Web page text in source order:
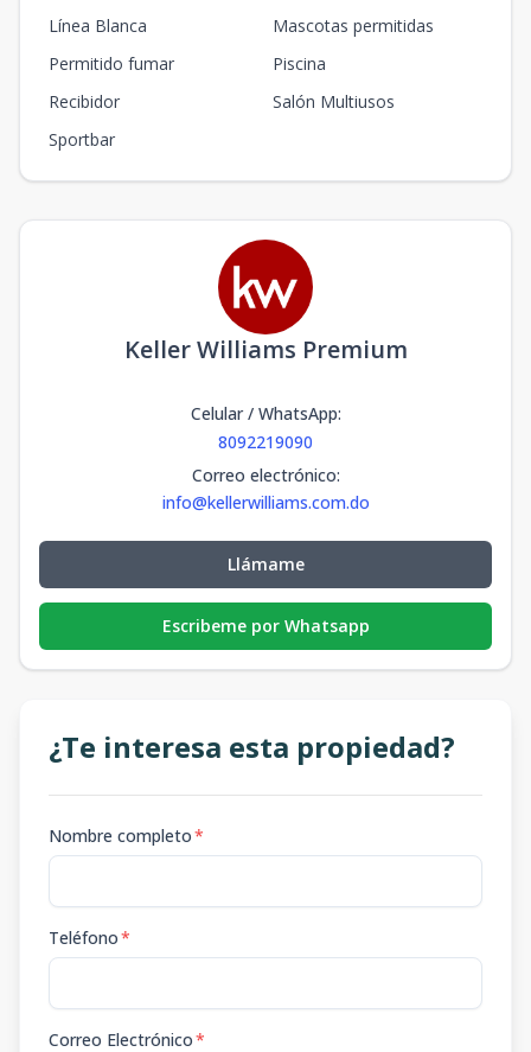
Línea Blanca
Mascotas permitidas
Permitido fumar
Piscina
Recibidor
Salón Multiusos
Sportbar
Keller Williams Premium
Celular / WhatsApp:
8092219090
Correo electrónico:
info@kellerwilliams.com.do
Llámame
Escribeme por Whatsapp
¿Te interesa esta propiedad?
Nombre completo*
Teléfono*
Correo Electrónico*